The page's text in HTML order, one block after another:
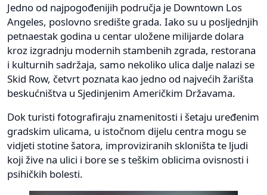
Jedno od najpogođenijih područja je Downtown Los
Angeles, poslovno središte grada. Iako su u posljednjih
petnaestak godina u centar uložene milijarde dolara
kroz izgradnju modernih stambenih zgrada, restorana
i kulturnih sadržaja, samo nekoliko ulica dalje nalazi se
Skid Row, četvrt poznata kao jedno od najvećih žarišta
beskućništva u Sjedinjenim Američkim Državama.
Dok turisti fotografiraju znamenitosti i šetaju uređenim
gradskim ulicama, u istočnom dijelu centra mogu se
vidjeti stotine šatora, improviziranih skloništa te ljudi
koji žive na ulici i bore se s teškim oblicima ovisnosti i
psihičkih bolesti.